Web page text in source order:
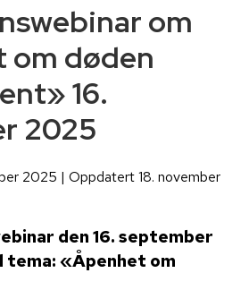
om
om døden
16.
2025
2025 | Oppdatert 18. november
den 16. september
tema: «Åpenhet om